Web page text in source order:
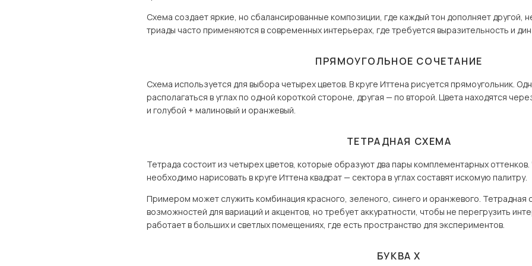
Схема создает яркие, но сбалансированные композиции, где каждый тон дополняет другой,
триады часто применяются в современных интерьерах, где требуется выразительность и
ПРЯМОУГОЛЬНОЕ СОЧЕТАНИЕ
Схема используется для выбора четырех цветов. В круге Иттена рисуется прямоугольник.
располагаться в углах по одной короткой стороне, другая — по второй. Цвета находятся
и голубой + малиновый и оранжевый.
ТЕТРАДНАЯ СХЕМА
Тетрада состоит из четырех цветов, которые образуют два пары комплементарных
необходимо нарисовать в круге Иттена квадрат — сектора в углах составят искомую палитру.
Примером может служить комбинация красного, зеленого, синего и оранжевого. Тетрадная
возможностей для вариаций и акцентов, но требует аккуратности, чтобы не перегрузить
работает в больших и светлых помещениях, где есть пространство для экспериментов.
БУКВА Х